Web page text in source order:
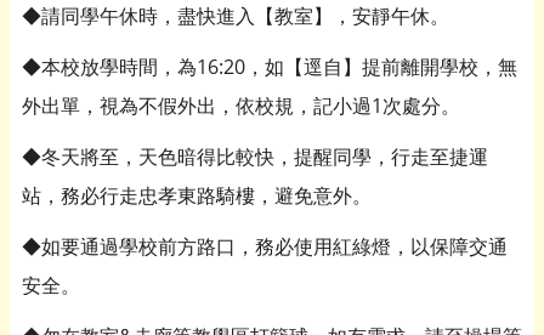
◆請同學午休時，盡快進入【教室】，安靜午休。
◆本校放學時間，為16:20，如【逕自】提前離開學校，無
外出單，視為不假外出，依校規，記小過1次處分。
◆冬天將至，天色暗得比較快，提醒同學，行走至捷運
站，務必行走忠孝東路騎樓，避免意外。
◆如要通過學校前方路口，務必使用紅綠燈，以保障交通
安全。